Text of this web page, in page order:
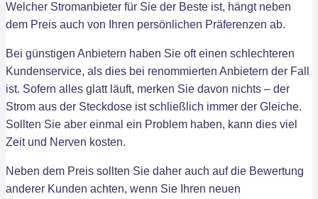
Welcher Stromanbieter für Sie der Beste ist, hängt neben
dem Preis auch von Ihren persönlichen Präferenzen ab.
Bei günstigen Anbietern haben Sie oft einen schlechteren
Kundenservice, als dies bei renommierten Anbietern der Fall
ist. Sofern alles glatt läuft, merken Sie davon nichts – der
Strom aus der Steckdose ist schließlich immer der Gleiche.
Sollten Sie aber einmal ein Problem haben, kann dies viel
Zeit und Nerven kosten.
Neben dem Preis sollten Sie daher auch auf die Bewertung
anderer Kunden achten, wenn Sie Ihren neuen